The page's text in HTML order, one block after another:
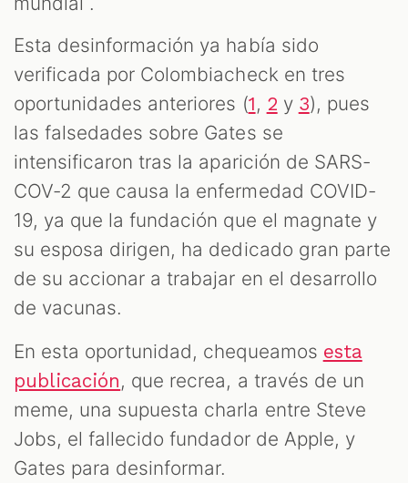
Esta desinformación ya había sido
verificada por Colombiacheck en tres
oportunidades anteriores (1, 2 y 3), pues
las falsedades sobre Gates se
intensificaron tras la aparición de SARS-
COV-2 que causa la enfermedad COVID-
19, ya que la fundación que el magnate y
su esposa dirigen, ha dedicado gran parte
de su accionar a trabajar en el desarrollo
de vacunas.
En esta oportunidad, chequeamos esta
publicación, que recrea, a través de un
meme, una supuesta charla entre Steve
Jobs, el fallecido fundador de Apple, y
Gates para desinformar.